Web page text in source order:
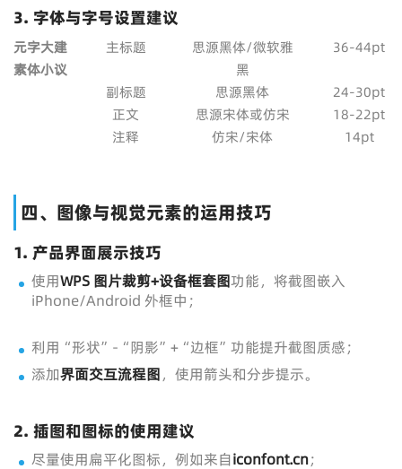
3. 字体与字号设置建议
元
素
字
体
大
小
建
议
主标题
思源黑体/微软雅
黑
36-44pt
副标题 思源黑体
24-30pt
正文
思源宋体或仿宋
18-22pt
注释
仿宋/宋体 14pt
四、图像与视觉元素的运用技巧
1. 产品界面展示技巧
使用WPS 图片裁剪+设备框套图功能，将截图嵌入
iPhone/Android 外框中；
利用“形状”-“阴影”+“边框”功能提升截图质感；
添加界面交互流程图，使用箭头和分步提示。
2. 插图和图标的使用建议
尽量使用扁平化图标，例如来自iconfont.cn；